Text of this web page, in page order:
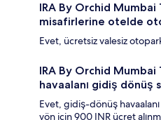
IRA By Orchid
misafirlerine otelde
Evet, ücretsiz valesiz
IRA By Orchid
havaalanı gidiş dönüş
Evet, gidiş-dönüş
yön için 900 INR ücret